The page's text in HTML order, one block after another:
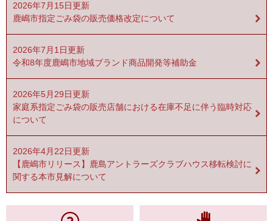
2026年7月15日更新
鹿嶋市指定ごみ袋の販売価格改定について
2026年7月1日更新
令和8年度鹿嶋市地域ブランド商品開発等補助金
2026年5月29日更新
家庭系指定ごみ袋の販売店舗における在庫不足に伴う臨時対応
について
2026年4月22日更新
【鹿嶋市リリース】鹿島アントラーズクラブハウス移転検討に
関する本市見解について